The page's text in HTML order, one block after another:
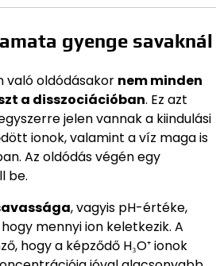
gyenge savaknál
való oldódásakor nem minden
a disszociációban. Ez azt
jelen vannak a kiindulási
ionok, valamint a víz maga is
Az oldódás végén egy
be.
, vagyis pH-értéke,
mennyi ion keletkezik. A
hogy a képződő H₃O⁺ ionok